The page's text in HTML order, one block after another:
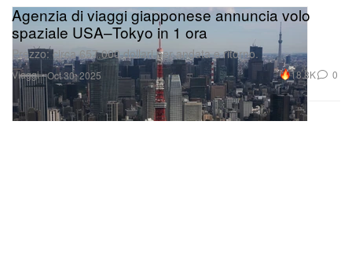
Viaggi
Agenzia di viaggi giapponese annuncia volo
spaziale USA–Tokyo in 1 ora
Prezzo: circa 657.000 dollari per andata e ritorno.
Oct 30, 2025 18.8K 0